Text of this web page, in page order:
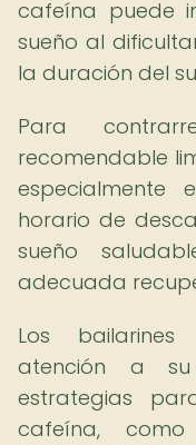
cafeína puede
sueño al
la duración del
Para
recomendable
horario de
sueño
adecuada
Los
atención a
estrategias
cafeína,